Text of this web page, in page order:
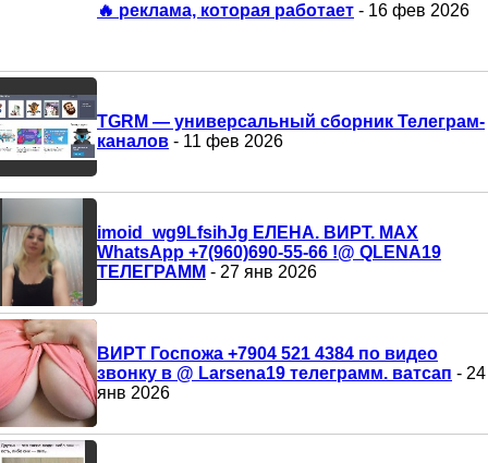
🔥 реклама, которая работает - 16 фев 2026
TGRM — универсальный сборник Телеграм-
каналов - 11 фев 2026
imoid_wg9LfsihJg ЕЛЕНА. ВИРТ. MAX
WhatsApp +7(960)690-55-66 !@ QLENA19
ТЕЛЕГРАММ - 27 янв 2026
ВИРТ Госпожа +7904 521 4384 по видео
звонку в @ Larsena19 телеграмм. ватсап - 24
янв 2026